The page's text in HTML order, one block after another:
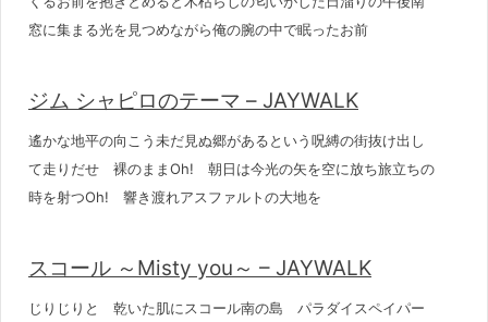
窓に集まる光を見つめながら俺の腕の中で眠ったお前
ジム シャピロのテーマ – JAYWALK
遙かな地平の向こう未だ見ぬ郷があるという呪縛の街抜け出し
て走りだせ 裸のままOh! 朝日は今光の矢を空に放ち旅立ちの
時を射つOh! 響き渡れアスファルトの大地を
スコール ～Misty you～ – JAYWALK
じりじりと 乾いた肌にスコール南の島 パラダイスペイパー